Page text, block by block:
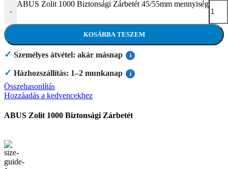
-
ABUS Zolit 1000 Biztonsági Zárbetét 45/55mm mennyiség
KOSÁRBA TESZEM
✓ Személyes átvétel: akár másnap i
✓ Házhozszállítás: 1–2 munkanap i
Összehasonlítás
Hozzáadás a kedvencekhez
ABUS Zolit 1000 Biztonsági Zárbetét